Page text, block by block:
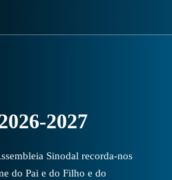
2027
Sinodal recorda-nos
do Pai e do Filho e do